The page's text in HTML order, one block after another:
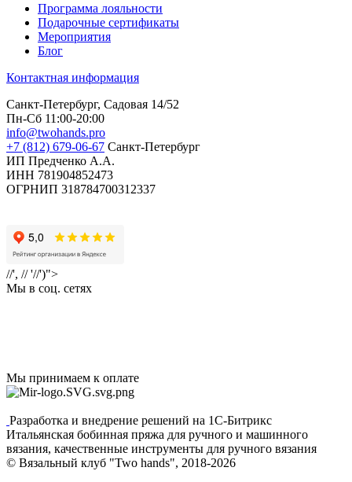
Программа лояльности
Подарочные сертификаты
Мероприятия
Блог
Контактная информация
Санкт-Петербург, Садовая 14/52
Пн-Сб 11:00-20:00
info@twohands.pro
+7 (812) 679-06-67 Санкт-Петербург
ИП Предченко А.А.
ИНН 781904852473
ОГРНИП 318784700312337
//', // '//')">
Мы в соц. сетях
Мы принимаем к оплате
Разработка и внедрение решений на 1С-Битрикс
Итальянская бобинная пряжа для ручного и машинного
вязания, качественные инструменты для ручного вязания
© Вязальный клуб "Two hands", 2018-2026